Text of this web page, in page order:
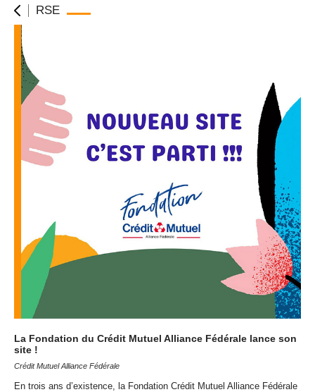
RSE
La Fondation du Crédit Mutuel Alliance Fédérale lance son
site !
Crédit Mutuel Alliance Fédérale
En trois ans d’existence, la Fondation Crédit Mutuel Alliance Fédérale